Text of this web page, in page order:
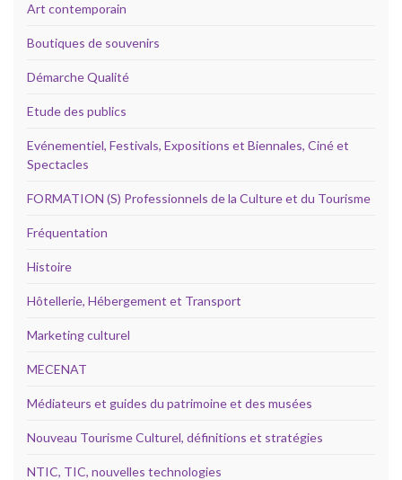
Art contemporain
Boutiques de souvenirs
Démarche Qualité
Etude des publics
Evénementiel, Festivals, Expositions et Biennales, Ciné et
Spectacles
FORMATION (S) Professionnels de la Culture et du Tourisme
Fréquentation
Histoire
Hôtellerie, Hébergement et Transport
Marketing culturel
MECENAT
Médiateurs et guides du patrimoine et des musées
Nouveau Tourisme Culturel, définitions et stratégies
NTIC, TIC, nouvelles technologies